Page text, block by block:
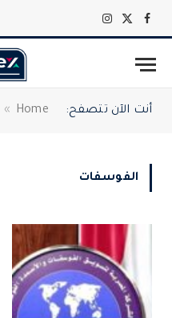
فيسبوك
X
الانستغرام
أنت الآن تتصفح: Home
»
الفوسفات